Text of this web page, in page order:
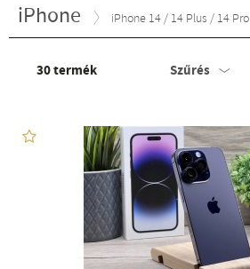
iPhone iPhone 14 / 14 Plus / 14 Pro
30termék Szűrés